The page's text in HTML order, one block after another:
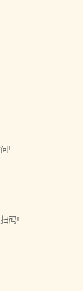
!
码!